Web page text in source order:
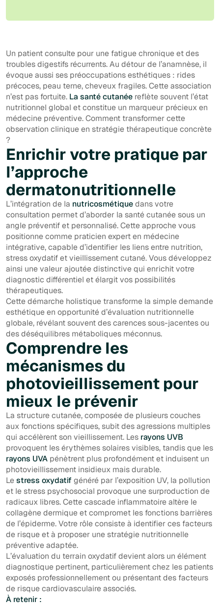
Un patient consulte pour une fatigue chronique et des
troubles digestifs récurrents. Au détour de l’anamnèse, il
évoque aussi ses préoccupations esthétiques : rides
précoces, peau terne, cheveux fragiles. Cette association
n’est pas fortuite. La santé cutanée reflète souvent l’état
nutritionnel global et constitue un marqueur précieux en
médecine préventive. Comment transformer cette
observation clinique en stratégie thérapeutique concrète
?
Enrichir votre pratique par
l’approche
dermatonutritionnelle
L’intégration de la nutricosmétiquedans votre
consultation permet d’aborder la santé cutanée sous un
angle préventif et personnalisé. Cette approche vous
positionne comme praticien expert en médecine
intégrative, capable d’identifier les liens entre nutrition,
stress oxydatif et vieillissement cutané. Vous développez
ainsi une valeur ajoutée distinctive qui enrichit votre
diagnostic différentiel et élargit vos possibilités
thérapeutiques.
Cette démarche holistique transforme la simple demande
esthétique en opportunité d’évaluation nutritionnelle
globale, révélant souvent des carences sous-jacentes ou
des déséquilibres métaboliques méconnus.
Comprendre les
mécanismes du
photovieillissement pour
mieux le prévenir
La structure cutanée, composée de plusieurs couches
aux fonctions spécifiques, subit des agressions multiples
qui accélèrent son vieillissement. Les rayons UVB
provoquent les érythèmes solaires visibles, tandis que les
rayons UVA pénètrent plus profondément et induisent un
photovieillissement insidieux mais durable.
Lestress oxydatif généré par l’exposition UV, la pollution
et le stress psychosocial provoque une surproduction de
radicaux libres. Cette cascade inflammatoire altère le
collagène dermique et compromet les fonctions barrières
de l’épiderme. Votre rôle consiste à identifier ces facteurs
de risque et à proposer une stratégie nutritionnelle
préventive adaptée.
L’évaluation du terrain oxydatif devient alors un élément
diagnostique pertinent, particulièrement chez les patients
exposés professionnellement ou présentant des facteurs
de risque cardiovasculaire associés.
À retenir :